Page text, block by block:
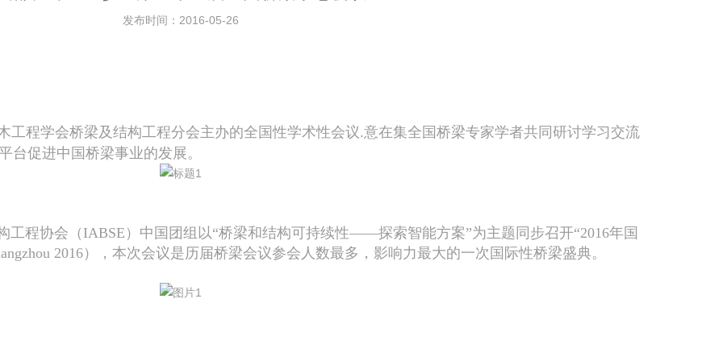
发布时间：2016-05-26
工程学会桥梁及结构工程分会主办的全国性学术性会议.意在集全国桥梁专家学者共同研讨学习交流
台促进中国桥梁事业的发展。
工程协会（ IABSE ）中国团组以“桥梁和结构可持续性——探索智能方案”为主题同步召开“2016年国
2016），本次会议是历届桥梁会议参会人数最多，影响力最大的一次国际性桥梁盛典。